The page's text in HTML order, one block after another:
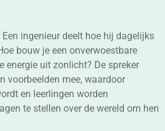
Een ingenieur deelt hoe hij dagelijks
bouw je een onverwoestbare
energie uit zonlicht? De spreker
voorbeelden mee, waardoor
en leerlingen worden
te stellen over de wereld om hen